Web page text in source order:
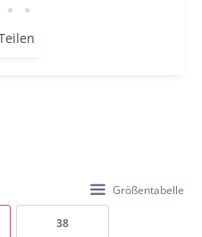
Größentabelle
38